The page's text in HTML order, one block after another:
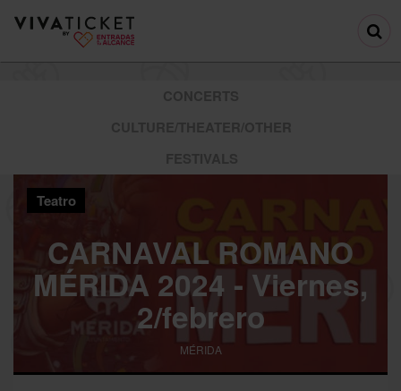
Teatro
CARNAVAL ROMANO
MÉRIDA 2024 - Viernes,
2/febrero
MÉRIDA